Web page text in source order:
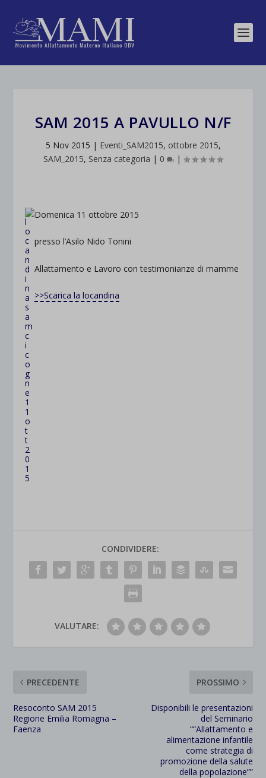
SAM 2015 A PAVULLO N/F
5 Nov 2015 | Eventi_SAM2015, ottobre 2015,
SAM_2015, Senza categoria | 0 |
Domenica 11 ottobre 2015
presso l’Asilo Nido Tonini
Allattamento e Lavoro con testimonianze di mamme
>>Scarica la locandina
CONDIVIDERE:
VALUTARE:
PRECEDENTE
Resoconto SAM 2015
Regione Emilia Romagna –
Faenza
PROSSIMO
Disponibili le presentazioni
del Seminario
““Allattamento e
alimentazione infantile
come strategia di
promozione della salute
della popolazione””